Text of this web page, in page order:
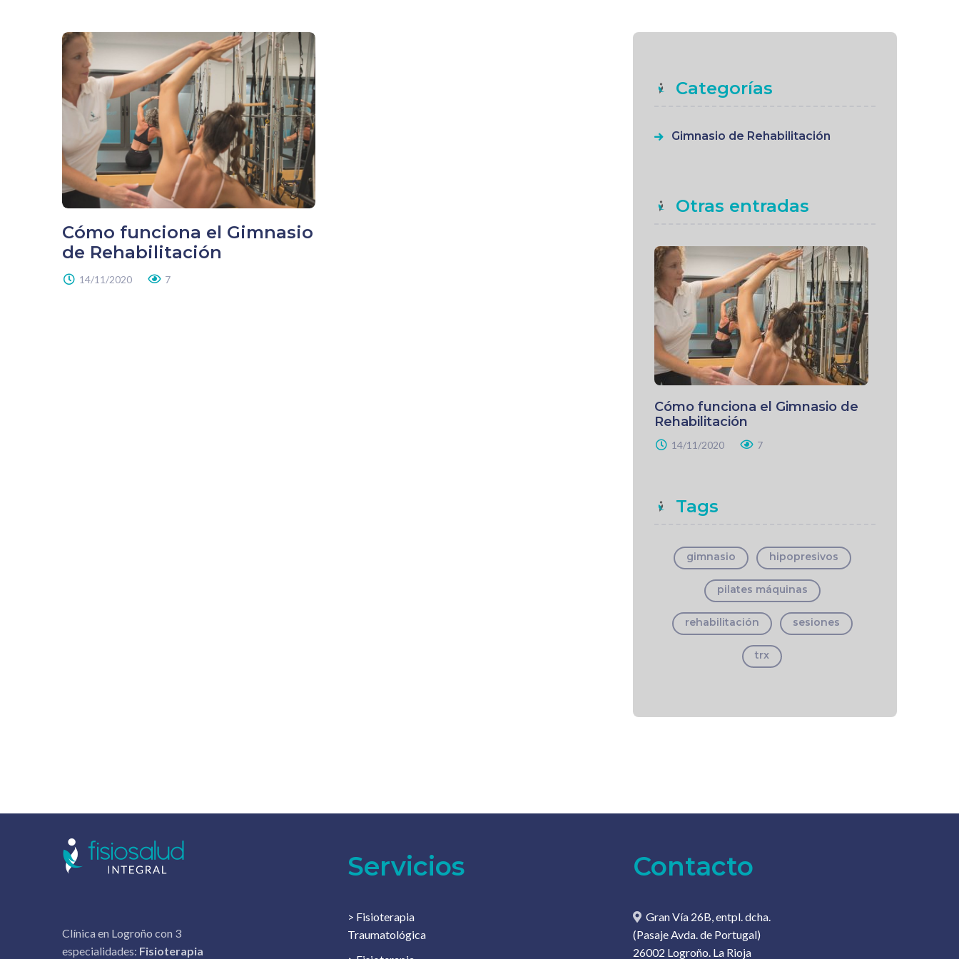
Cómo funciona el Gimnasio
de Rehabilitación
14/11/2020 7
Categorías
Gimnasio de Rehabilitación
Otras entradas
Cómo funciona el Gimnasio de
Rehabilitación
14/11/2020 7
Tags
gimnasio hipopresivos
pilates máquinas
rehabilitación sesiones
trx
Clínica en Logroño con 3
especialidades: Fisioterapia
Servicios
> Fisioterapia
Traumatológica
Contacto
Gran Vía 26B, entpl. dcha.
(Pasaje Avda. de Portugal)
26002 Logroño. La Rioja